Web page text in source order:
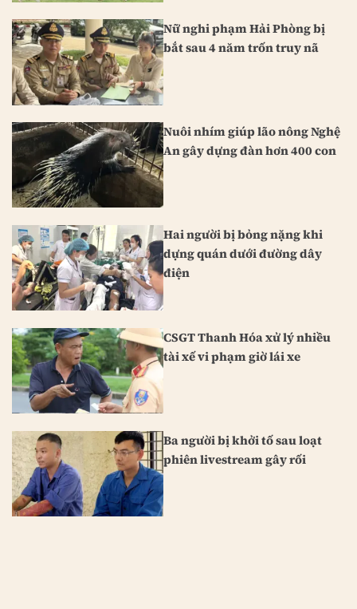
Nữ nghi phạm Hải Phòng bị
bắt sau 4 năm trốn truy nã
Nuôi nhím giúp lão nông Nghệ
An gây dựng đàn hơn 400 con
Hai người bị bỏng nặng khi
dựng quán dưới đường dây
điện
CSGT Thanh Hóa xử lý nhiều
tài xế vi phạm giờ lái xe
Ba người bị khởi tố sau loạt
phiên livestream gây rối